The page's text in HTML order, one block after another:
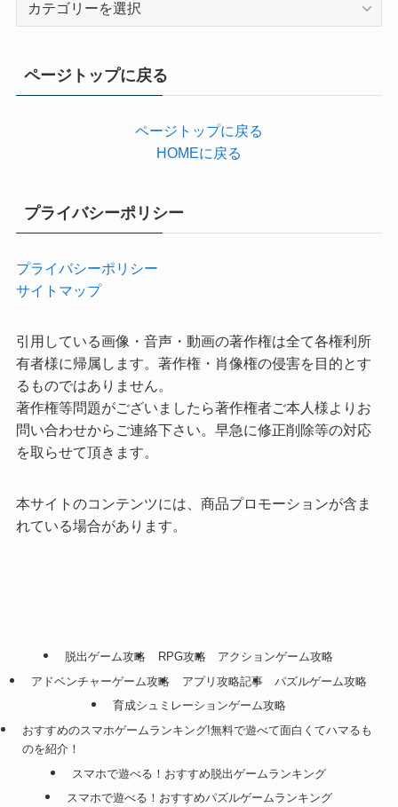
ページトップに戻る
ページトップに戻る
HOMEに戻る
プライバシーポリシー
プライバシーポリシー
サイトマップ
引用している画像・音声・動画の著作権は全て各権利所
有者様に帰属します。著作権・肖像権の侵害を目的とす
るものではありません。
著作権等問題がございましたら著作権者ご本人様よりお
問い合わせからご連絡下さい。早急に修正削除等の対応
を取らせて頂きます。
本サイトのコンテンツには、商品プロモーションが含ま
れている場合があります。
脱出ゲーム攻略 RPG攻略
アクションゲーム攻略
アドベンチャーゲーム攻略
アプリ攻略記事
パズルゲーム攻略
育成シュミレーションゲーム攻略
おすすめのスマホゲームランキング!無料で遊べて面白くてハマるも
のを紹介！
スマホで遊べる！おすすめ脱出ゲームランキング
スマホで遊べる！おすすめパズルゲームランキング